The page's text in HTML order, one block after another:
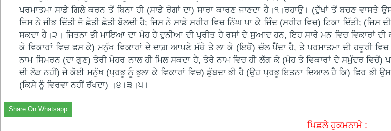
ਪਰਮਾਤਮਾ ਸਾਡੇ ਗਿਲੇ ਕਰਨ ਤੋਂ ਬਿਨਾ ਹੀ (ਸਾਡੇ ਰੋਗਾਂ ਦਾ) ਸਾਰਾ ਕਾਰਣ ਜਾਣਦਾ ਹੈ।੧।ਰਹਾਉ। (ਦੁੱਖਾਂ ਤੋਂ ਬਚਣ
ਜਿਸ ਨੇ ਜੀਭ ਦਿੱਤੀ ਜੋ ਛੇਤੀ ਛੇਤੀ ਬੋਲਦੀ ਹੈ; ਜਿਸ ਨੇ ਸਾਡੇ ਸਰੀਰ ਵਿਚ ਨਿੱਘ ਪਾ ਕੇ ਜਿੰਦ (ਸਰੀਰ ਵਿਚ) ਟਿਕਾ ਦਿੱਤੀ;
ਸਕਦਾ ਹੈ।੨। ਜਿਤਨਾ ਭੀ ਮਾਇਆ ਦਾ ਮੋਹ ਹੈ ਦੁਨੀਆ ਦੀ ਪ੍ਰੀਤ ਹੈ ਰਸਾਂ ਦੇ ਸੁਆਦ ਹਨ, ਇਹ ਸਾਰੇ ਮਨ ਵਿਚ ਵਿਕਾਰਾਂ ਦੀ
ਕੇ ਵਿਕਾਰਾਂ ਵਿਚ ਫਸ ਕੇ) ਮਨੁੱਖ ਵਿਕਾਰਾਂ ਦੇ ਦਾਗ਼ ਆਪਣੇ ਮੱਥੇ ਤੇ ਲਾ ਕੇ (ਇਥੋਂ) ਚੱਲ ਪੈਂਦਾ ਹੈ, ਤੇ ਪਰਮਾਤਮਾ ਦੀ ਹਜ਼ੂਰੀ
ਨਾਮ ਸਿਮਰਨ (ਦਾ ਗੁਣ) ਤੇਰੀ ਮੇਹਰ ਨਾਲ ਹੀ ਮਿਲ ਸਕਦਾ ਹੈ, ਤੇਰੇ ਨਾਮ ਵਿਚ ਹੀ ਲੱਗ ਕੇ (ਮੋਹ ਤੇ ਵਿਕਾਰਾਂ ਦੇ ਸਮੁੰਦਰ
ਦੀ ਲੋੜ ਨਹੀਂ) ਜੇ ਕੋਈ ਮਨੁੱਖ (ਪ੍ਰਭੂ ਨੂੰ ਭੁਲਾ ਕੇ ਵਿਕਾਰਾਂ ਵਿਚ) ਡੁੱਬਦਾ ਭੀ ਹੈ (ਉਹ ਪ੍ਰਭੂ ਇਤਨਾ ਦਿਆਲ ਹੈ ਕਿ) ਫਿਰ ਭੀ ਉਸ
(ਕਿਸੇ ਨੂੰ ਵਿਰਵਾ ਨਹੀਂ ਰੱਖਦਾ) ।੪।੩।੫।
Share On Whatsapp
ਪਿਛਲੇ ਹੁਕਮਨਾਮੇ :